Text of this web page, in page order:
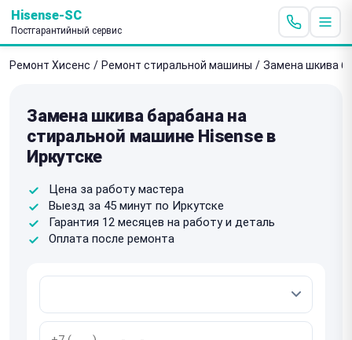
Hisense-SC
Постгарантийный сервис
Ремонт Хисенс / Ремонт стиральной машины / Замена шкива
Замена шкива барабана на
стиральной машине Hisense в
Иркутске
Цена за работу мастера
Выезд за 45 минут по Иркутске
Гарантия 12 месяцев на работу и деталь
Оплата после ремонта